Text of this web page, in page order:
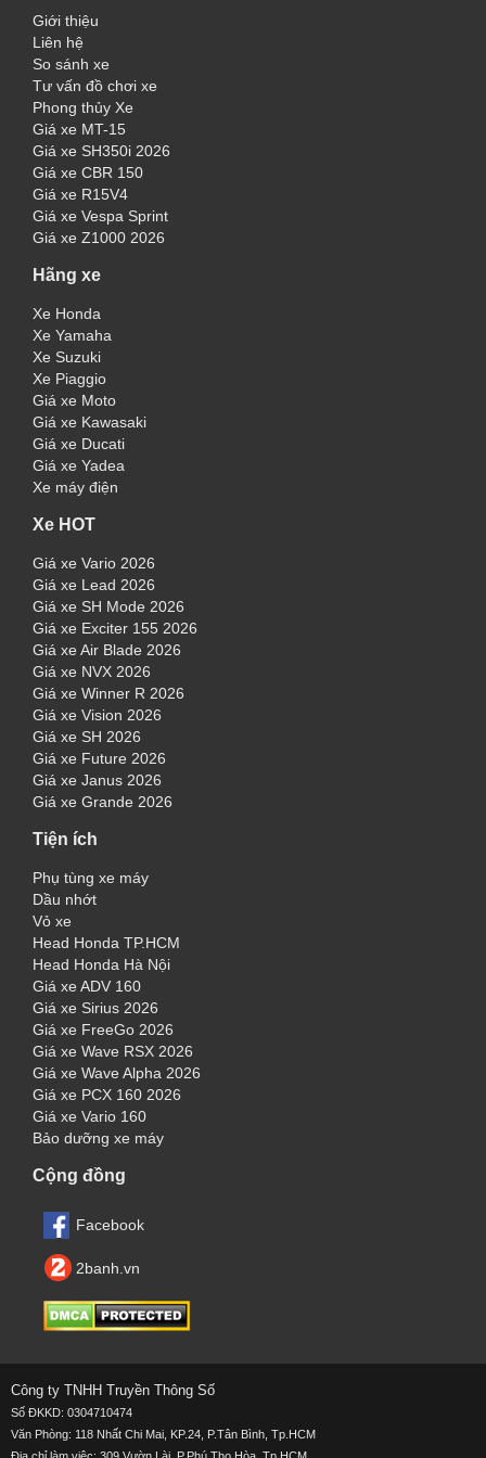
Giới thiệu
Liên hệ
So sánh xe
Tư vấn đồ chơi xe
Phong thủy Xe
Giá xe MT-15
Giá xe SH350i 2026
Giá xe CBR 150
Giá xe R15V4
Giá xe Vespa Sprint
Giá xe Z1000 2026
Hãng xe
Xe Honda
Xe Yamaha
Xe Suzuki
Xe Piaggio
Giá xe Moto
Giá xe Kawasaki
Giá xe Ducati
Giá xe Yadea
Xe máy điện
Xe HOT
Giá xe Vario 2026
Giá xe Lead 2026
Giá xe SH Mode 2026
Giá xe Exciter 155 2026
Giá xe Air Blade 2026
Giá xe NVX 2026
Giá xe Winner R 2026
Giá xe Vision 2026
Giá xe SH 2026
Giá xe Future 2026
Giá xe Janus 2026
Giá xe Grande 2026
Tiện ích
Phụ tùng xe máy
Dầu nhớt
Vỏ xe
Head Honda TP.HCM
Head Honda Hà Nội
Giá xe ADV 160
Giá xe Sirius 2026
Giá xe FreeGo 2026
Giá xe Wave RSX 2026
Giá xe Wave Alpha 2026
Giá xe PCX 160 2026
Giá xe Vario 160
Bảo dưỡng xe máy
Cộng đồng
Facebook
2banh.vn
Công ty TNHH Truyền Thông Số
Số ĐKKD: 0304710474
Văn Phòng: 118 Nhất Chi Mai, KP.24, P.Tân Bình, Tp.HCM